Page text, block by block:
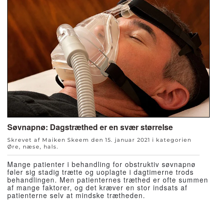
Søvnapnø: Dagstræthed er en svær størrelse
Skrevet af Maiken Skeem den 15. januar 2021 i kategorien
Øre, næse, hals.
Mange patienter i behandling for obstruktiv søvnapnø
føler sig stadig trætte og uoplagte i dagtimerne trods
behandlingen. Men patienternes træthed er ofte summen
af mange faktorer, og det kræver en stor indsats af
patienterne selv at mindske trætheden.